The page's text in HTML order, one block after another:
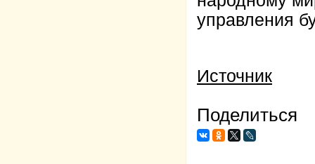
управления
Источник
Поделиться